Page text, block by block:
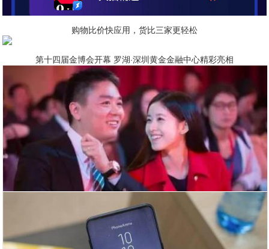
购物比价快应用，货比三家更轻松
第十四届金博会开幕 罗湖·深圳黄金金融中心精彩亮相